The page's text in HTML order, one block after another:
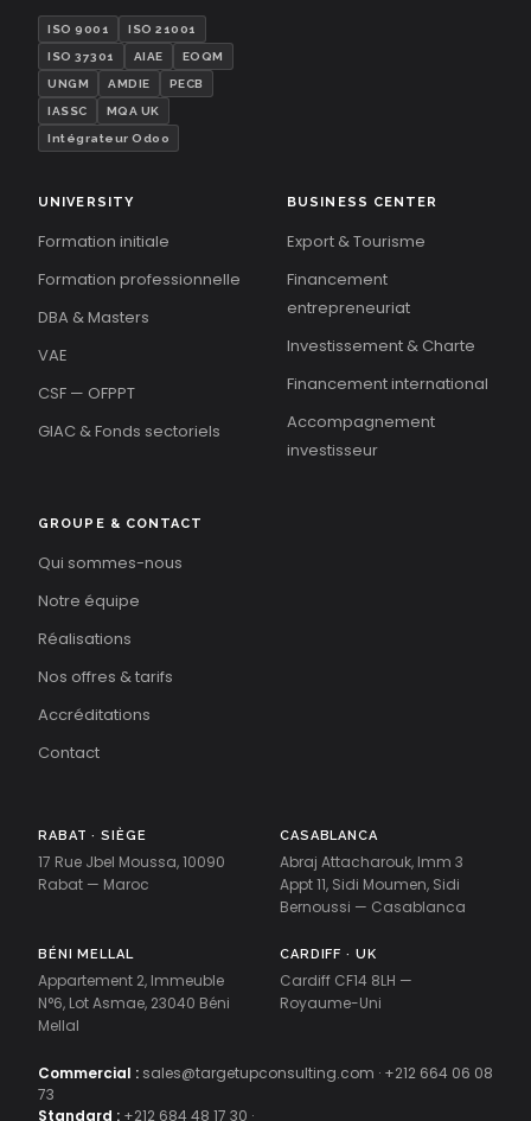
ISO 9001 ISO 21001
ISO 37301 AIAE EOQM
UNGM AMDIE PECB
IASSC MQA UK
Intégrateur Odoo
UNIVERSITY
Formation initiale
Formation professionnelle
DBA & Masters
VAE
CSF — OFPPT
GIAC & Fonds sectoriels
BUSINESS CENTER
Export & Tourisme
Financement
entrepreneuriat
Investissement & Charte
Financement international
Accompagnement
investisseur
GROUPE & CONTACT
Qui sommes-nous
Notre équipe
Réalisations
Nos offres & tarifs
Accréditations
Contact
RABAT · SIÈGE
17 Rue Jbel Moussa, 10090
Rabat — Maroc
CASABLANCA
Abraj Attacharouk, Imm 3
Appt 11, Sidi Moumen, Sidi
Bernoussi — Casablanca
BÉNI MELLAL
Appartement 2, Immeuble
N°6, Lot Asmae, 23040 Béni
Mellal
CARDIFF · UK
Cardiff CF14 8LH —
Royaume-Uni
Commercial : sales@targetupconsulting.com · +212 664 06 08
73
Standard : +212 684 48 17 30 ·